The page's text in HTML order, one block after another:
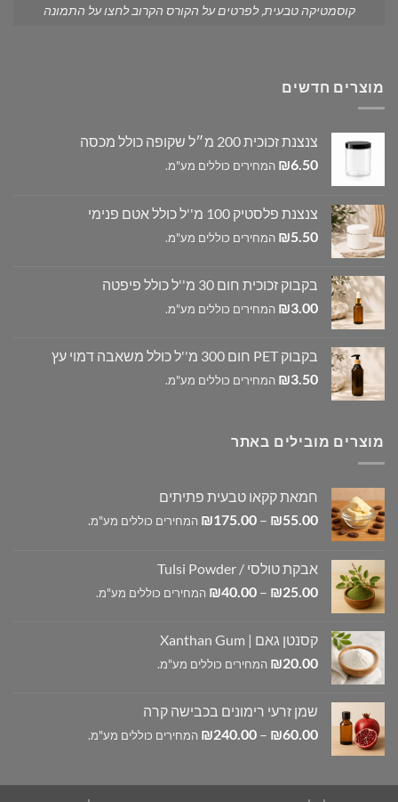
קוסמטיקה טבעית, לפרטים על הקורס הקרוב לחצו על התמונה
מוצרים חדשים
צנצנת זכוכית 200 מ״ל שקופה כולל מכסה
₪6.50 המחירים כוללים מע"מ.
צנצנת פלסטיק 100 מ''ל כולל אטם פנימי
₪5.50 המחירים כוללים מע"מ.
בקבוק זכוכית חום 30 מ''ל כולל פיפטה
₪3.00 המחירים כוללים מע"מ.
בקבוק PET חום 300 מ''ל כולל משאבה דמוי עץ
₪3.50 המחירים כוללים מע"מ.
מוצרים מובילים באתר
חמאת קקאו טבעית פתיתים
₪55.00
–
₪175.00
טווח
עד
המחירים כוללים מע"מ.
אבקת טולסי / Tulsi Powder
₪25.00
–
₪40.00
טווח
עד
המחירים כוללים מע"מ.
קסנטן גאם | Xanthan Gum
₪20.00 המחירים כוללים מע"מ.
שמן זרעי רימונים בכבישה קרה
₪60.00
–
₪240.00
טווח
עד
המחירים כוללים מע"מ.